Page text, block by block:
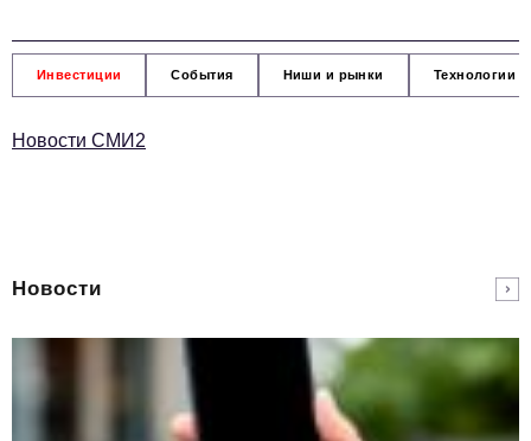
Инвестиции События Ниши и рынки Технологии
Новости СМИ2
Новости